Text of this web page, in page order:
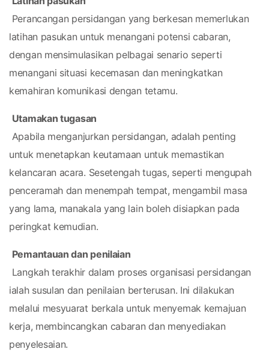
latihan pasukan untuk menangani potensi cabaran,
dengan mensimulasikan pelbagai senario seperti
menangani situasi kecemasan dan meningkatkan
kemahiran komunikasi dengan tetamu.
Utamakan tugasan
untuk menetapkan keutamaan untuk memastikan
kelancaran acara. Sesetengah tugas, seperti mengupah
penceramah dan menempah tempat, mengambil masa
yang lama, manakala yang lain boleh disiapkan pada
peringkat kemudian.
Pemantauan dan penilaian
ialah susulan dan penilaian berterusan. Ini dilakukan
melalui mesyuarat berkala untuk menyemak kemajuan
kerja, membincangkan cabaran dan menyediakan
penyelesaian.